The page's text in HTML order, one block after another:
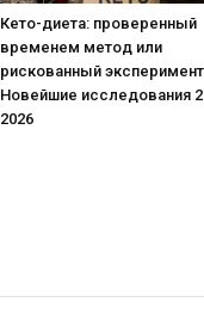
Кето-диета: проверенный
временем метод или
рискованный
Новейшие исследования
2026